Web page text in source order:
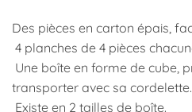
Des pièces en carton épais,
4 planches de 4 pièces
Une boîte en forme de cube,
transporter avec sa cordelette.
Existe en 2 tailles de boîte.